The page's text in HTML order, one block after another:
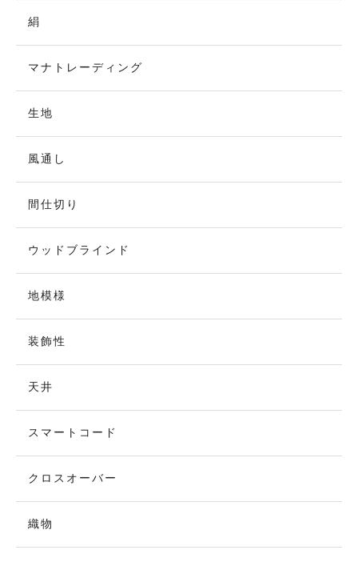
絹
マナトレーディング
生地
風通し
間仕切り
ウッドブラインド
地模様
装飾性
天井
スマートコード
クロスオーバー
織物